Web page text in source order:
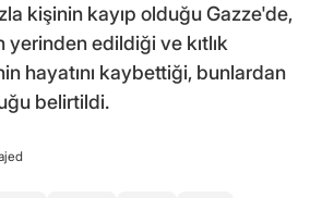
kişinin kayıp olduğu Gazze'de,
edildiği ve kıtlık
hayatını kaybettiği, bunlardan
belirtildi.